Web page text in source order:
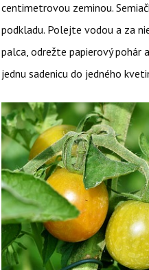
centimetrovou zeminou.
podkladu. Polejte vodou a za
palca, odrežte papierový pohár
jednu sadenicu do jedného